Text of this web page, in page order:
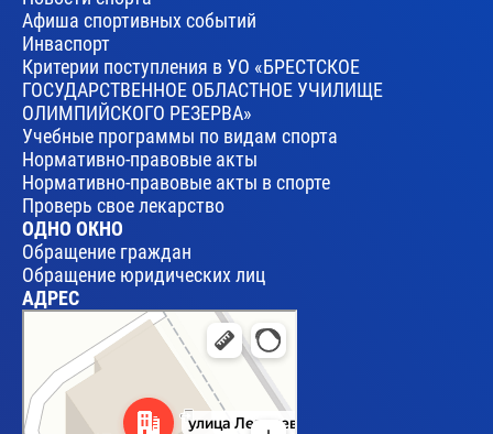
Афиша спортивных событий
Инваспорт
Критерии поступления в УО «БРЕСТСКОЕ
ГОСУДАРСТВЕННОЕ ОБЛАСТНОЕ УЧИЛИЩЕ
ОЛИМПИЙСКОГО РЕЗЕРВА»
Учебные программы по видам спорта
Нормативно-правовые акты
Нормативно-правовые акты в спорте
Проверь свое лекарство
ОДНО ОКНО
Обращение граждан
Обращение юридических лиц
АДРЕС
Брест
Улица Леваневского, 17 — Яндекс Карты